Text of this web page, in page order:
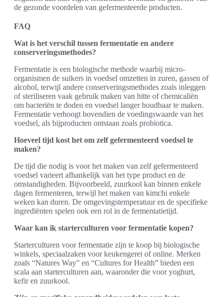
de gezonde voordelen van gefermenteerde producten.
FAQ
Wat is het verschil tussen fermentatie en andere
conserveringsmethodes?
Fermentatie is een biologische methode waarbij micro-
organismen de suikers in voedsel omzetten in zuren, gassen of
alcohol, terwijl andere conserveringsmethodes zoals inleggen
of steriliseren vaak gebruik maken van hitte of chemicaliën
om bacteriën te doden en voedsel langer houdbaar te maken.
Fermentatie verhoogt bovendien de voedingswaarde van het
voedsel, als bijproducten ontstaan zoals probiotica.
Hoeveel tijd kost het om zelf gefermenteerd voedsel te
maken?
De tijd die nodig is voor het maken van zelf gefermenteerd
voedsel varieert afhankelijk van het type product en de
omstandigheden. Bijvoorbeeld, zuurkool kan binnen enkele
dagen fermenteren, terwijl het maken van kimchi enkele
weken kan duren. De omgevingstemperatuur en de specifieke
ingrediënten spelen ook een rol in de fermentatietijd.
Waar kan ik starterculturen voor fermentatie kopen?
Starterculturen voor fermentatie zijn te koop bij biologische
winkels, speciaalzaken voor keukengerei of online. Merken
zoals “Natures Way” en “Cultures for Health” bieden een
scala aan starterculturen aan, waaronder die voor yoghurt,
kefir en zuurkool.